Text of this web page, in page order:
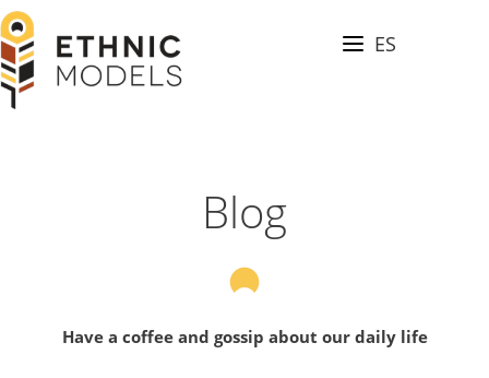
Skip
to
main
content
ES
Blog
Have a coffee and gossip about our daily life
BLOG
CONTACT